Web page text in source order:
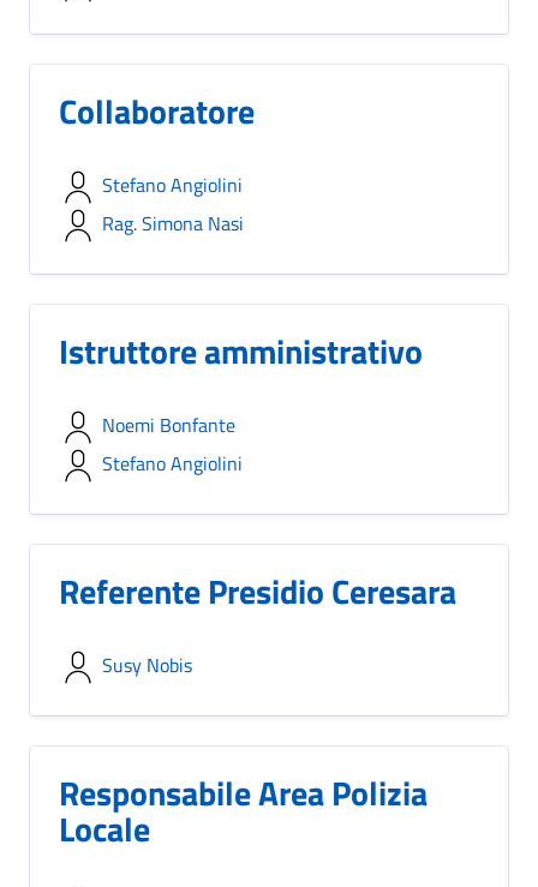
Collaboratore
Stefano Angiolini
Rag. Simona Nasi
Istruttore amministrativo
Noemi Bonfante
Stefano Angiolini
Referente Presidio Ceresara
Susy Nobis
Responsabile Area Polizia
Locale